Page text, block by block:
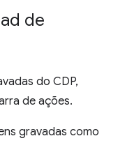
de
do CDP,
de ações.
gravadas como